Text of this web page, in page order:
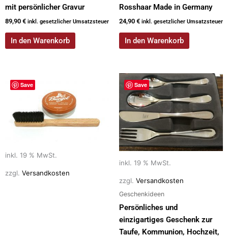
mit persönlicher Gravur
89,90 € inkl. gesetzlicher Umsatzsteuer
In den Warenkorb
Rosshaar Made in Germany
24,90 € inkl. gesetzlicher Umsatzsteuer
In den Warenkorb
Save
inkl. 19 % MwSt.
zzgl. Versandkosten
Save
inkl. 19 % MwSt.
zzgl. Versandkosten
Geschenkideen
Persönliches und
einzigartiges Geschenk zur
Taufe, Kommunion, Hochzeit,